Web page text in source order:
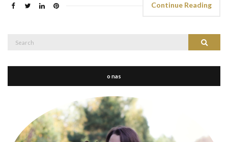
Continue Reading
Search
Search
o nas